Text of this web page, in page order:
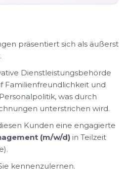
präsentiert sich als äußerst
Dienstleistungsbehörde
Familienfreundlichkeit und
was durch
unterstrichen wird.
Kunden eine engagierte
(m/w/d) in Teilzeit
kennenzulernen.